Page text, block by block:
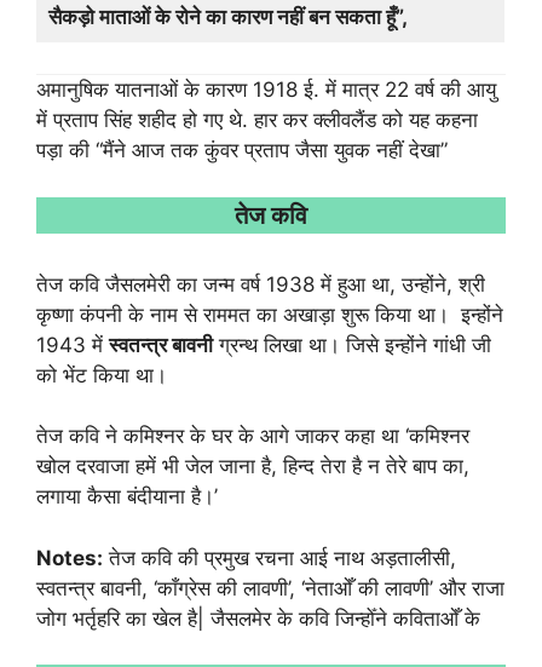
सैकड़ो माताओं के रोने का कारण नहीं बन सकता हूँ”,
अमानुषिक यातनाओं के कारण 1918 ई. में मात्र 22 वर्ष की आयु
में प्रताप सिंह शहीद हो गए थे. हार कर क्लीवलैंड को यह कहना
पड़ा की “मैंने आज तक कुंवर प्रताप जैसा युवक नहीं देखा”
तेज कवि
तेज कवि जैसलमेरी का जन्म वर्ष 1938 में हुआ था, उन्होंने, श्री
कृष्णा कंपनी के नाम से राममत का अखाड़ा शुरू किया था। इन्होंने
1943 मेंस्वतन्त्र बावनीग्रन्थ लिखा था। जिसे इन्होंने गांधी जी
को भेंट किया था।
तेज कवि ने कमिश्नर के घर के आगे जाकर कहा था ‘कमिश्नर
खोल दरवाजा हमें भी जेल जाना है, हिन्द तेरा है न तेरे बाप का,
लगाया कैसा बंदीयाना है।’
Notes: तेज कवि की प्रमुख रचना आई नाथ अड़तालीसी,
स्वतन्त्र बावनी, ‘काँग्रेस की लावणी’, ‘नेताओँ की लावणी’ और राजा
जोग भर्तृहरि का खेल है| जैसलमेर के कवि जिन्होँने कविताओँ के